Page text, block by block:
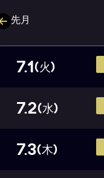
先月
7.1(火)
7.2(水)
7.3(木)